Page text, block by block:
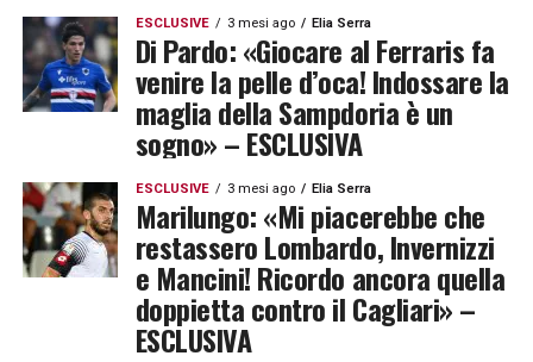
ESCLUSIVE 3 mesi ago Elia Serra
Di Pardo: «Giocare al Ferraris fa
venire la pelle d’oca! Indossare la
maglia della Sampdoria è un
sogno» – ESCLUSIVA
ESCLUSIVE 3 mesi ago Elia Serra
Marilungo: «Mi piacerebbe che
restassero Lombardo, Invernizzi
e Mancini! Ricordo ancora quella
doppietta contro il Cagliari» –
ESCLUSIVA